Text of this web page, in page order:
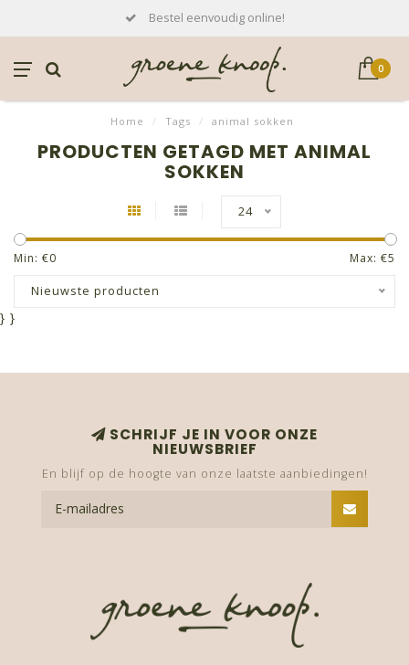
Bestel eenvoudig online!
0
Home / Tags / animal sokken
PRODUCTEN GETAGD MET ANIMAL
SOKKEN
24
Min: €0 Max: €5
Nieuwste producten
} }
SCHRIJF JE IN VOOR ONZE
NIEUWSBRIEF
En blijf op de hoogte van onze laatste aanbiedingen!